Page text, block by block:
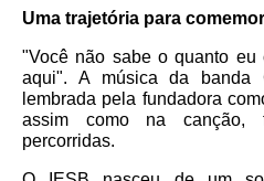
Uma trajetória para
"Você não sabe o quanto eu
aqui". A música da banda
lembrada pela fundadora
assim como na canção,
percorridas.